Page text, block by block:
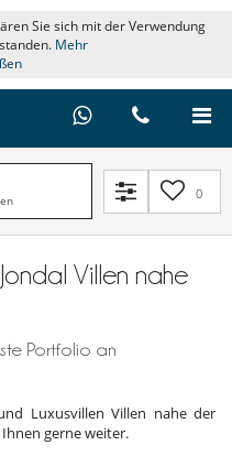
Sie sich mit der Verwendung
Mehr
0
Villen nahe
Portfolio an
Luxusvillen Villen nahe der
gerne weiter.